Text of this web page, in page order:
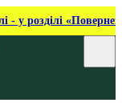
- у розділі